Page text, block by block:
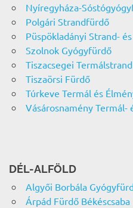
Nyíregyháza-
Polgári Strandfürdő
Püspökladányi Strand-
Szolnok Gyógyfürdő
Tiszacsegei Termálstrand
Tiszaörsi Fürdő
Túrkeve Termál és
Vásárosnamény Termál-
DÉL-ALFÖLD
Algyői Borbála
Árpád Fürdő Békéscsaba